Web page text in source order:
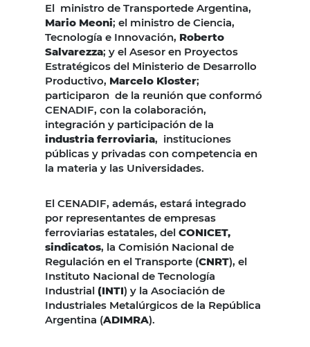
El ministro de Transportede Argentina,
Mario Meoni; el ministro de Ciencia,
Tecnología e Innovación, Roberto
Salvarezza; y el Asesor en Proyectos
Estratégicos del Ministerio de Desarrollo
Productivo, Marcelo Kloster;
participaron de la reunión que conformó
CENADIF, con la colaboración,
integración y participación de la
industria ferroviaria, instituciones
públicas y privadas con competencia en
la materia y las Universidades.
El CENADIF, además, estará integrado
por representantes de empresas
ferroviarias estatales, del CONICET,
sindicatos, la Comisión Nacional de
Regulación en el Transporte (CNRT), el
Instituto Nacional de Tecnología
Industrial (INTI) y la Asociación de
Industriales Metalúrgicos de la República
Argentina (ADIMRA).